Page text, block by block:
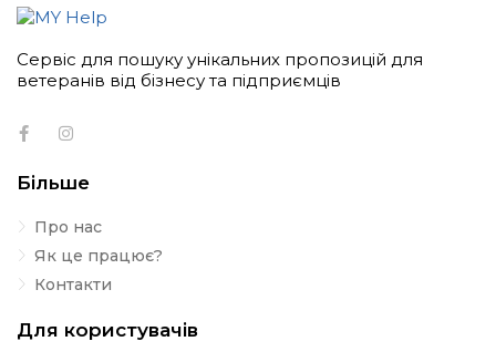
Сервіс для пошуку унікальних пропозицій для
ветеранів від бізнесу та підприємців
Більше
Про нас
Як це працює?
Контакти
Для користувачів